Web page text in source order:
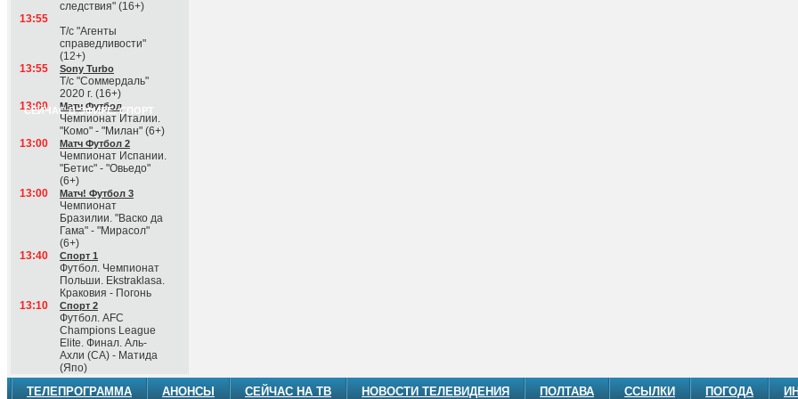
следствия" (16+)
13:55
Т/с "Агенты
справедливости"
(12+)
13:55
Sony Turbo
Т/с "Соммердаль"
2020 г. (16+)
СЕЙЧАС В ЭФИРЕ: СПОРТ
13:00 Матч Футбол
Чемпионат Италии.
"Комо" - "Милан" (6+)
13:00
Матч Футбол 2
Чемпионат Испании.
"Бетис" - "Овьедо"
(6+)
13:00
Матч! Футбол 3
Чемпионат
Бразилии. "Васко да
Гама" - "Мирасол"
(6+)
13:40
Спорт 1
Футбол. Чемпионат
Польши. Ekstraklasa.
Краковия - Погонь
13:10
Спорт 2
Футбол. AFC
Champions League
Elite. Финал. Аль-
Ахли (СА) - Матида
(Япо)
ТЕЛЕПРОГРАММА АНОНСЫ СЕЙЧАС НА ТВ НОВОСТИ ТЕЛЕВИДЕНИЯ ПОЛТАВА ССЫЛКИ ПОГОДА